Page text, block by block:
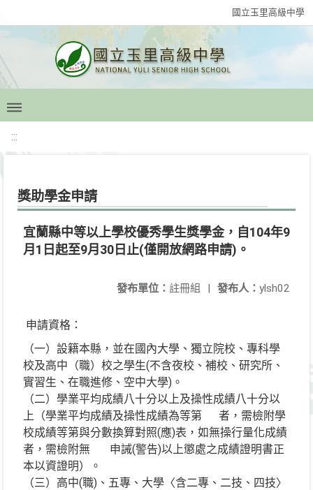
國立玉里高級中學
:::
獎助學金申請
宜蘭縣中等以上學校優秀學生獎學金，自104年9
月1日起至9月30日止(僅開放網路申請)。
發布人： ylsh02
發布單位： 註冊組 |
申請資格：
（一）設籍本縣，並在國內大學、獨立院校、專科學
校及高中（職）校之學生(不含夜校、補校、研究所、
實習生、在職進修、空中大學)。
（二）學業平均成績八十分以上及操性成績八十分以
上（學業平均成績及操性成績為等第 者，需檢附學
校成績等第與分數換算對照(應)表，如無操行量化成績
者，需檢附無 申誡(警告)以上懲處之成績證明書正
本以資證明）。
（三）高中(職)、五專、大學〈含二專、二技、四技〉